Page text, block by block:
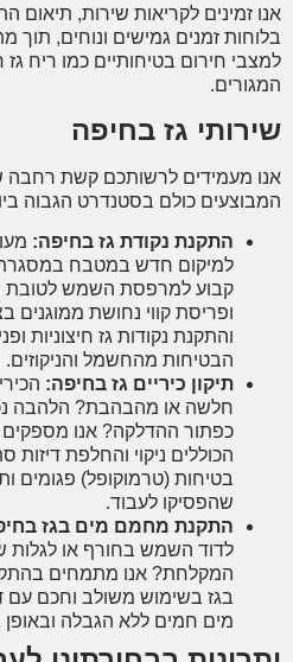
זמינים לקריאות שירות, תיאום
זמנים גמישים ונוחים, תוך מתן
חירום בטיחותיים כמו ריח גז חריף
גז בחיפה
מעמידים לרשותכם קשת רחבה של
כולם בסטנדרט הגבוה ביותר:
התקנת נקודת גז בחיפה:
למיקום חדש במטבח במסגרת
קבוע למרפסת השמש לטובת
ופריסת קווי נחושת ממוגנים
והתקנת נקודות גז חיצוניות
הבטיחות מהחשמל והניקוזים.
תיקון כיריים גז בחיפה:הכיריים
חלשה או מהבהבת? הלהבה
כפתור ההדלקה? אנו מספקים
הכוללים ניקוי והחלפת דיזות
בטיחות (טרמוקופל) פגומים
שהפסיקו לעבוד.
התקנת מחמם מים בגז בחיפה:
לדוד השמש בחורף או לגלות
המקלחת? אנו מתמחים בהתקנת
בגז בשימוש משולב וחכם עם
מים חמים ללא הגבלה ובאופן